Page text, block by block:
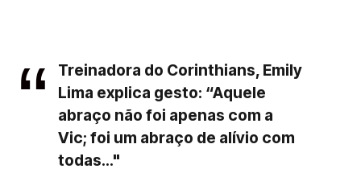
Treinadora do Corinthians, Emily
Lima explica gesto: “Aquele
abraço não foi apenas com a
Vic; foi um abraço de alívio com
todas..."